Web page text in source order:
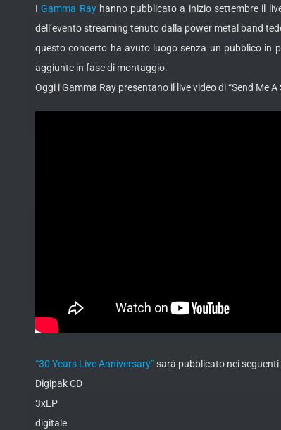
IGamma Rayhanno pubblicato a inizio settembre il
dell’evento streaming tenuto dalla power metal band
questo concerto ha avuto luogo senza un pubblico in
aggiunte in fase di montaggio.
Oggi i Gamma Ray presentano il live video di “Send Me
“30 Years Live Anniversary” sarà pubblicato nei
Digipak CD
3xLP
digitale